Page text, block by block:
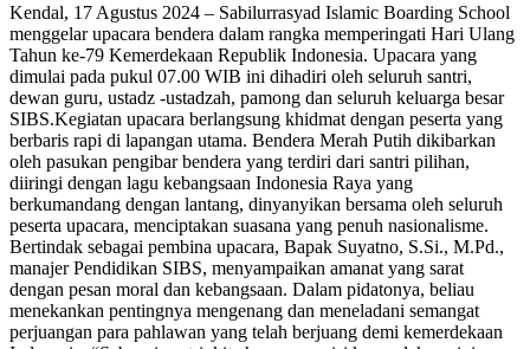
Kendal, 17 Agustus 2024 – Sabilurrasyad Islamic Boarding School
menggelar upacara bendera dalam rangka memperingati Hari Ulang
Tahun ke-79 Kemerdekaan Republik Indonesia. Upacara yang
dimulai pada pukul 07.00 WIB ini dihadiri oleh seluruh santri,
dewan guru, ustadz -ustadzah, pamong dan seluruh keluarga besar
SIBS.Kegiatan upacara berlangsung khidmat dengan peserta yang
berbaris rapi di lapangan utama. Bendera Merah Putih dikibarkan
oleh pasukan pengibar bendera yang terdiri dari santri pilihan,
diiringi dengan lagu kebangsaan Indonesia Raya yang
berkumandang dengan lantang, dinyanyikan bersama oleh seluruh
peserta upacara, menciptakan suasana yang penuh nasionalisme.
Bertindak sebagai pembina upacara, Bapak Suyatno, S.Si., M.Pd.,
manajer Pendidikan SIBS, menyampaikan amanat yang sarat
dengan pesan moral dan kebangsaan. Dalam pidatonya, beliau
menekankan pentingnya mengenang dan meneladani semangat
perjuangan para pahlawan yang telah berjuang demi kemerdekaan